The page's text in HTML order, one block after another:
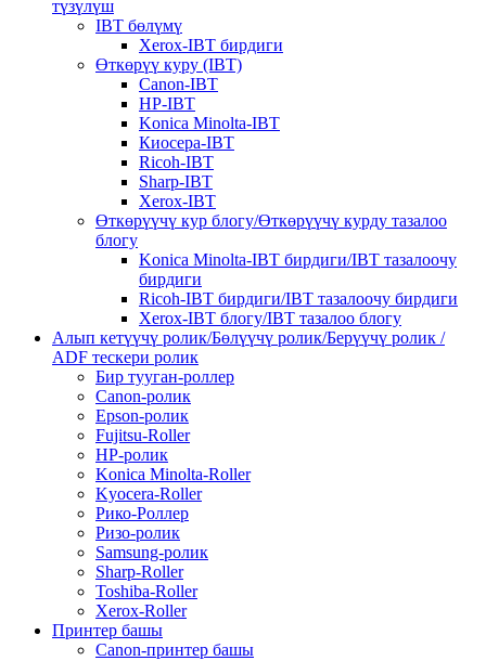
түзүлүш
IBT бөлүмү
Xerox-IBT бирдиги
Өткөрүү куру (IBT)
Canon-IBT
HP-IBT
Konica Minolta-IBT
Киосера-IBT
Ricoh-IBT
Sharp-IBT
Xerox-IBT
Өткөрүүчү кур блогу/Өткөрүүчү курду тазалоо
блогу
Konica Minolta-IBT бирдиги/IBT тазалоочу
бирдиги
Ricoh-IBT бирдиги/IBT тазалоочу бирдиги
Xerox-IBT блогу/IBT тазалоо блогу
Алып кетүүчү ролик/Бөлүүчү ролик/Берүүчү ролик /
ADF тескери ролик
Бир тууган-роллер
Canon-ролик
Epson-ролик
Fujitsu-Roller
HP-ролик
Konica Minolta-Roller
Kyocera-Roller
Рико-Роллер
Ризо-ролик
Samsung-ролик
Sharp-Roller
Toshiba-Roller
Xerox-Roller
Принтер башы
Canon-принтер башы